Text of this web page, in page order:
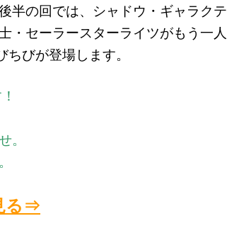
半の回では、シャドウ・ギャラクテ
・セーラースターライツがもう一人
びが登場します。
。
る⇒